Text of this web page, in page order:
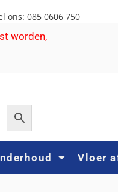
ons: 085 0606 750
worden,
Vloer